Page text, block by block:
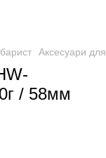
Аксесуари
/ 58мм